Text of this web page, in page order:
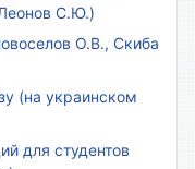
С.Ю.)
О.В., Скиба
(на украинском
для студентов